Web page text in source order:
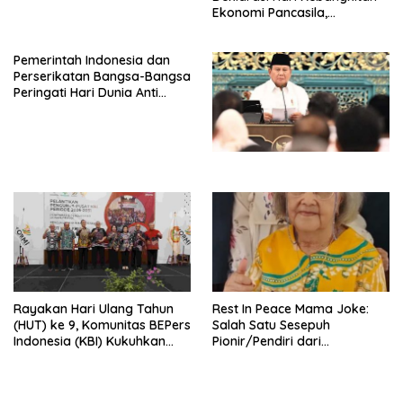
Ekonomi Pancasila,
Penjajahan (Pergolakan
Ekonomi Politik Indonesia) &
Simposium Nasional “Urgensi
Undang-Undang
Perekonomian Nasional dan
Kesejahteraan Sosial dalam
Pemerintah Indonesia dan
Perserikatan Bangsa-Bangsa
Peringati Hari Dunia Anti
Rayakan Hari Ulang Tahun
(HUT) ke 9, Komunitas BEPers
Indonesia (KBI) Kukuhkan
Rest In Peace Mama Joke:
Salah Satu Sesepuh
Pionir/Pendiri dari